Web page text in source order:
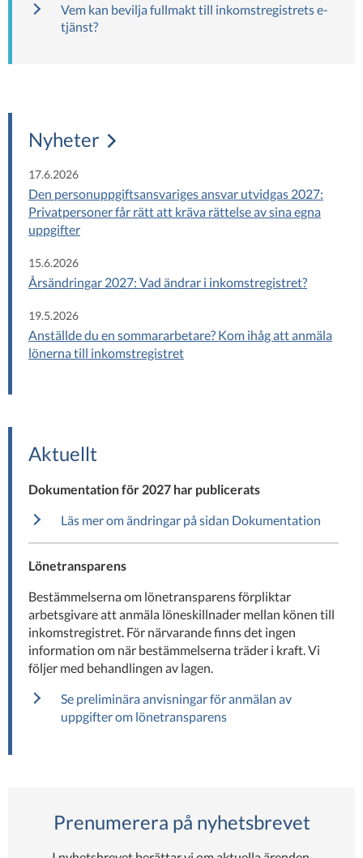
Vem kan bevilja fullmakt till inkomstregistrets e-
tjänst?
Nyheter
17.6.2026
Den personuppgiftsansvariges ansvar utvidgas 2027:
Privatpersoner får rätt att kräva rättelse av sina egna
uppgifter
15.6.2026
Årsändringar 2027: Vad ändrar i inkomstregistret?
19.5.2026
Anställde du en sommararbetare? Kom ihåg att anmäla
lönerna till inkomstregistret
Aktuellt
Dokumentation för 2027 har publicerats
Läs mer om ändringar på sidan Dokumentation
Lönetransparens
Bestämmelserna om lönetransparens förpliktar
arbetsgivare att anmäla löneskillnader mellan könen till
inkomstregistret. För närvarande finns det ingen
information om när bestämmelserna träder i kraft. Vi
följer med behandlingen av lagen.
Se preliminära anvisningar för anmälan av
uppgifter om lönetransparens
Prenumerera på nyhetsbrevet